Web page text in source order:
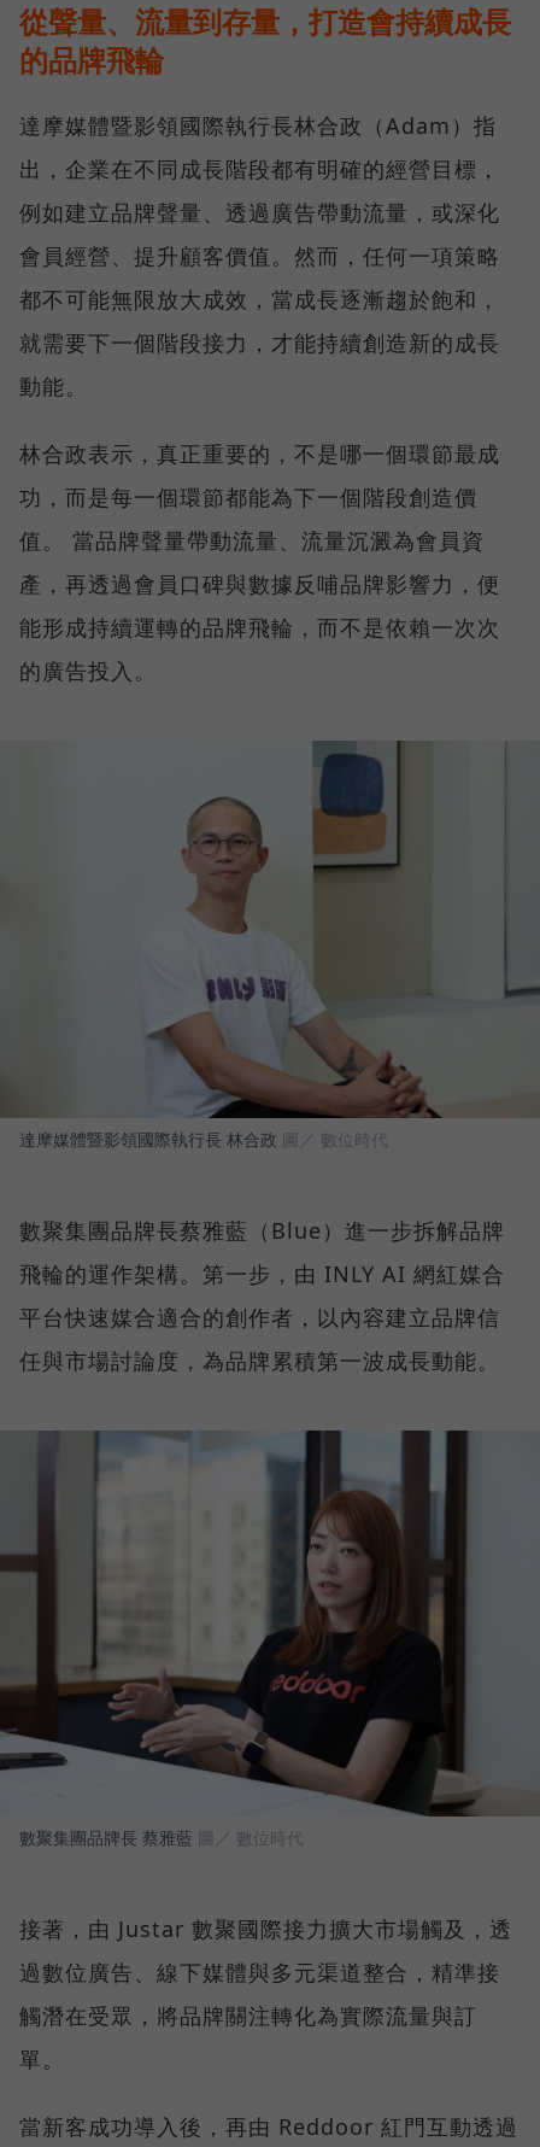
從聲量、流量到存量，打造會持續成長
的品牌飛輪
達摩媒體暨影領國際執行長林合政（Adam）指
出，企業在不同成長階段都有明確的經營目標，
例如建立品牌聲量、透過廣告帶動流量，或深化
會員經營、提升顧客價值。然而，任何一項策略
都不可能無限放大成效，當成長逐漸趨於飽和，
就需要下一個階段接力，才能持續創造新的成長
動能。
林合政表示，真正重要的，不是哪一個環節最成
功，而是每一個環節都能為下一個階段創造價
值。 當品牌聲量帶動流量、流量沉澱為會員資
產，再透過會員口碑與數據反哺品牌影響力，便
能形成持續運轉的品牌飛輪，而不是依賴一次次
的廣告投入。
達摩媒體暨影領國際執行長 林合政 圖／ 數位時代
數聚集團品牌長蔡雅藍（Blue）進一步拆解品牌
飛輪的運作架構。第一步，由 INLY AI 網紅媒合
平台快速媒合適合的創作者，以內容建立品牌信
任與市場討論度，為品牌累積第一波成長動能。
數聚集團品牌長 蔡雅藍 圖／ 數位時代
接著，由 Justar 數聚國際接力擴大市場觸及，透
過數位廣告、線下媒體與多元渠道整合，精準接
觸潛在受眾，將品牌關注轉化為實際流量與訂
單。
當新客成功導入後，再由 Reddoor 紅門互動透過